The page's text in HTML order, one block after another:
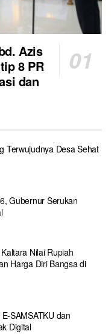
Azis
8 PR
dan
Terwujudnya Desa Sehat
Gubernur Serukan
Nilai Rupiah
Harga Diri Bangsa di
SAMSATKU dan
Digital